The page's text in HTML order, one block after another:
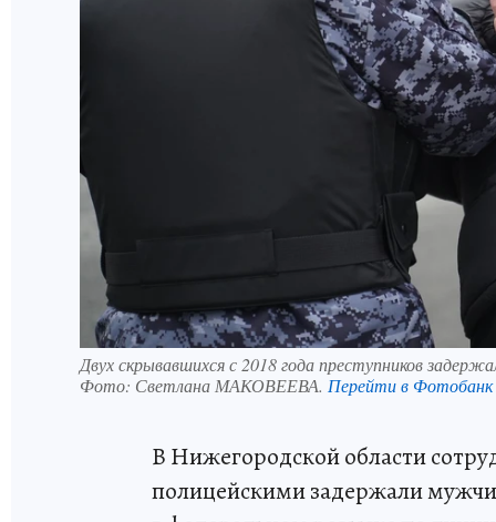
Двух скрывавшихся с 2018 года преступников
Фото: Светлана МАКОВЕЕВА. Перейти в
В Нижегородской области
полицейскими задержали